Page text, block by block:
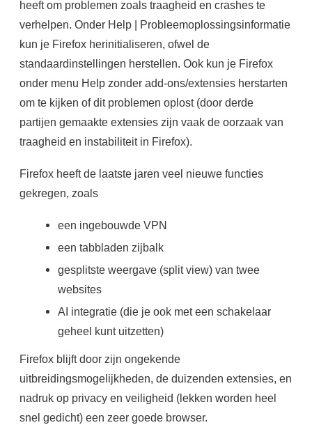
heeft om problemen zoals traagheid en crashes te
verhelpen. Onder Help | Probleemoplossingsinformatie
kun je Firefox herinitialiseren, ofwel de
standaardinstellingen herstellen. Ook kun je Firefox
onder menu Help zonder add-ons/extensies herstarten
om te kijken of dit problemen oplost (door derde
partijen gemaakte extensies zijn vaak de oorzaak van
traagheid en instabiliteit in Firefox).
Firefox heeft de laatste jaren veel nieuwe functies
gekregen, zoals
een ingebouwde VPN
een tabbladen zijbalk
gesplitste weergave (split view) van twee
websites
AI integratie (die je ook met een schakelaar
geheel kunt uitzetten)
Firefox blijft door zijn ongekende
uitbreidingsmogelijkheden, de duizenden extensies, en
nadruk op privacy en veiligheid (lekken worden heel
snel gedicht) een zeer goede browser.